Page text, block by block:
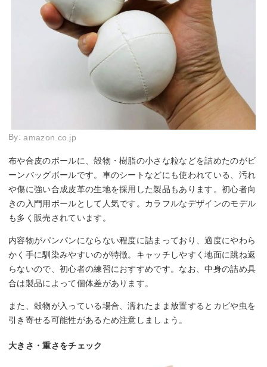
By:amazon.co.jp
布や合皮のボールに、殻物・樹脂の小さな粒などを詰めたのがビ
ーンバッグボールです。車のシートなどにも使われている、汚れ
や傷に強い合成皮革の生地を採用した製品もあります。初心者向
きの入門用ボールとして人気です。カラフルなデザインのモデル
も多く販売されています。
内容物がパンパンにならない程度に詰まっており、適度にやわら
かく手に馴染みやすいのが特徴。キャッチしやすく地面に跳ね返
らないので、初心者の練習におすすめです。なお、中身の詰め具
合は製品によって個体差があります。
また、殻物が入っている場合、濡れたまま放置するとカビや虫を
引き寄せる可能性があるため注意しましょう。
大きさ・重さをチェック